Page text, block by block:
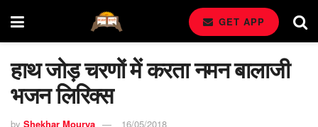
GET APP
हाथ जोड़ चरणों में करता नमन बालाजी
भजन लिरिक्स
by Shekhar Mourya 16/05/2018